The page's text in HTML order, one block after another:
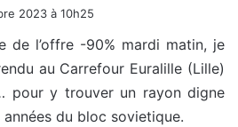
:
2023 à 10h25
de l’offre -90% mardi matin, je
au Carrefour Euralille (Lille)
pour y trouver un rayon digne
du bloc sovietique.